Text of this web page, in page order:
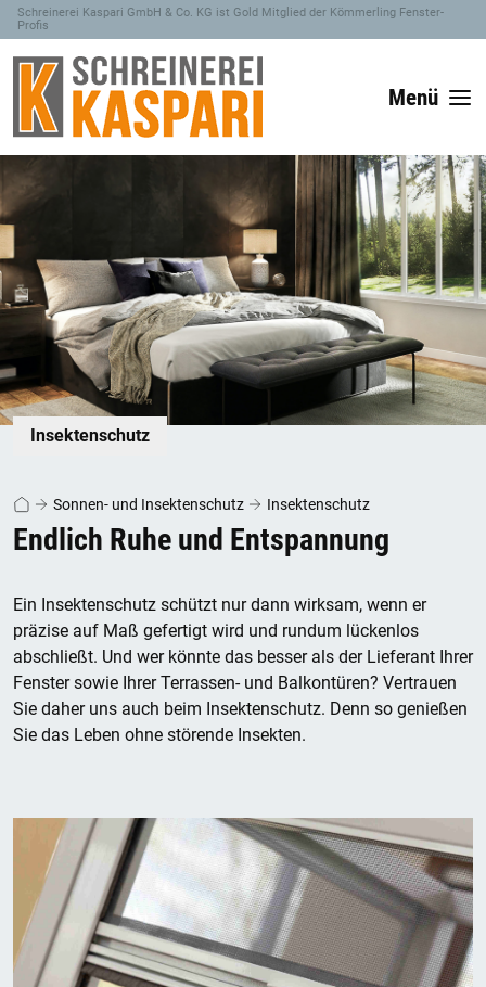
Schreinerei Kaspari GmbH & Co. KG ist Gold Mitglied der Kömmerling Fenster-
Profis
Menü
Insektenschutz
Sonnen- und Insektenschutz Insektenschutz
Endlich Ruhe und Entspannung
Ein Insektenschutz schützt nur dann wirksam, wenn er
präzise auf Maß gefertigt wird und rundum lückenlos
abschließt. Und wer könnte das besser als der Lieferant Ihrer
Fenster sowie Ihrer Terrassen- und Balkontüren? Vertrauen
Sie daher uns auch beim Insektenschutz. Denn so genießen
Sie das Leben ohne störende Insekten.